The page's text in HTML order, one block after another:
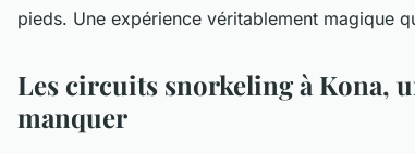
pieds. Une expérience véritablement magique
Les circuits snorkeling à Kona,
manquer